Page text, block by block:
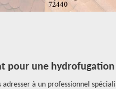
pour une hydrofugation
à un professionnel